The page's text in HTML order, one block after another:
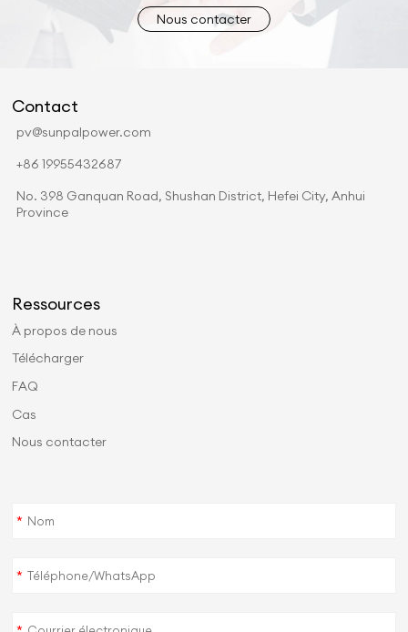
Nous contacter
Contact
pv@sunpalpower.com
+86 19955432687
No. 398 Ganquan Road, Shushan District, Hefei City, Anhui
Province
Ressources
À propos de nous
Télécharger
FAQ
Cas
Nous contacter
*
*